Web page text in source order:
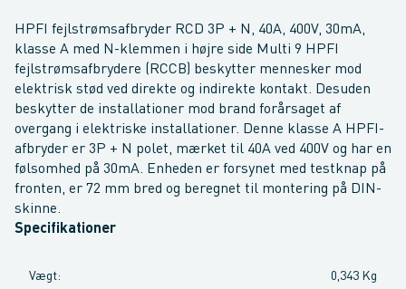
HPFI fejlstrømsafbryder RCD 3P + N, 40A, 400V, 30mA,
klasse A med N-klemmen i højre side Multi 9 HPFI
fejlstrømsafbrydere (RCCB) beskytter mennesker mod
elektrisk stød ved direkte og indirekte kontakt. Desuden
beskytter de installationer mod brand forårsaget af
overgang i elektriske installationer. Denne klasse A HPFI-
afbryder er 3P + N polet, mærket til 40A ved 400V og har en
følsomhed på 30mA. Enheden er forsynet med testknap på
fronten, er 72 mm bred og beregnet til montering på DIN-
skinne.
Specifikationer
Vægt: 0,343 Kg